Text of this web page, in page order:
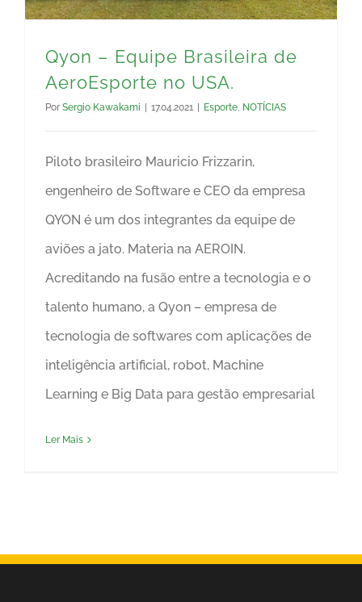
Qyon – Equipe Brasileira de
AeroEsporte no USA.
Por Sergio Kawakami 17.04.2021 Esporte, NOTÍCIAS
Piloto brasileiro Mauricio Frizzarin,
engenheiro de Software e CEO da empresa
QYON é um dos integrantes da equipe de
aviões a jato. Materia na AEROIN.
Acreditando na fusão entre a tecnologia e o
talento humano, a Qyon – empresa de
tecnologia de softwares com aplicações de
inteligência artificial, robot, Machine
Learning e Big Data para gestão empresarial
Ler Mais